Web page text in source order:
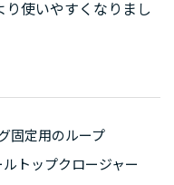
り使いやすくなりまし
固定用のループ
トップクロージャー